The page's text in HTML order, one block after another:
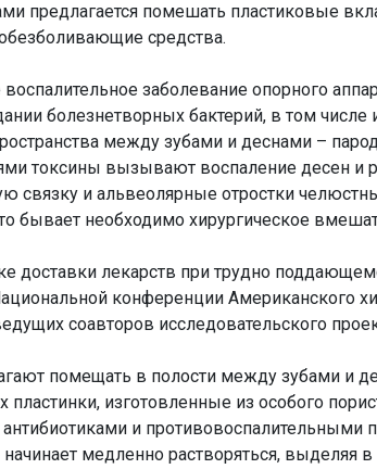
предлагается помешать пластиковые
средства.
заболевание опорного
болезнетворных бактерий, в том
между зубами и деснами –
токсины вызывают воспаление десен и
связку и альвеолярные отростки
бывает необходимо хирургическое
доставки лекарств при трудно
конференции Американского
соавторов исследовательского
помещать в полости между зубами и
изготовленные из особого
антибиотиками и противовоспалительными
медленно растворяться, выделяя